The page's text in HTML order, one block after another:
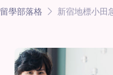
留學部落格 新宿地標小田